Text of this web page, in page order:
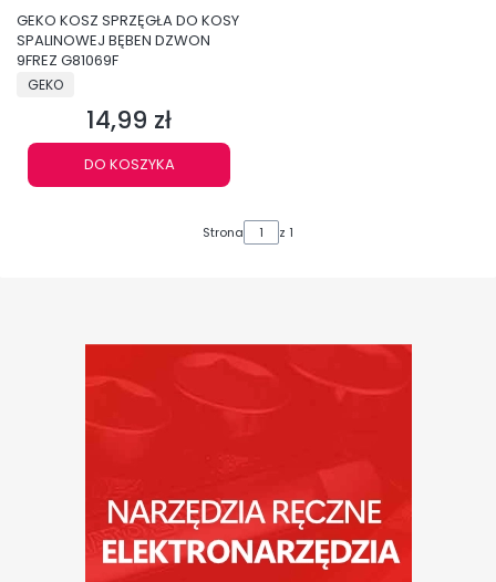
GEKO KOSZ SPRZĘGŁA DO KOSY
SPALINOWEJ BĘBEN DZWON
9FREZ G81069F
PRODUCENT
GEKO
Cena
14,99 zł
DO KOSZYKA
Strona z 1